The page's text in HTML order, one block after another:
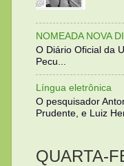
NOMEADA NOVA
O Diário Oficial da
Pecu...
Língua eletrônica
O pesquisador
Prudente, e Luiz
QUARTA-